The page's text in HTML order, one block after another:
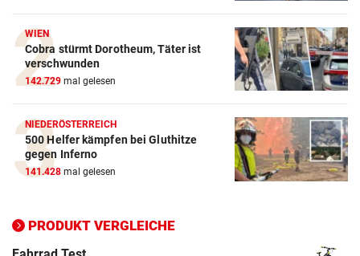
WIEN
Cobra stürmt Dorotheum, Täter ist
verschwunden
142.729 mal gelesen
NIEDERÖSTERREICH
500 Helfer kämpfen bei Gluthitze
gegen Inferno
141.428 mal gelesen
PRODUKT VERGLEICHE
Crosstrainer Vergleich
ZUM VERGLEICH
Elektro-Scooter Vergleich
ZUM VERGLEICH
ZUM VERGLEICH